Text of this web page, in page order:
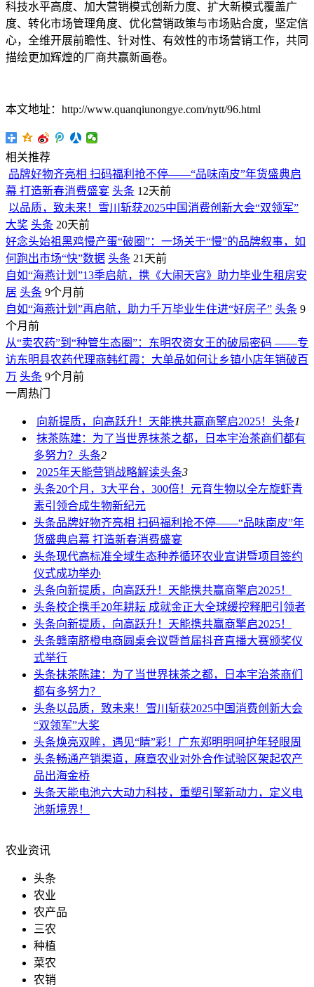
科技水平高度、加大营销模式创新力度、扩大新模式覆盖广
度、转化市场管理角度、优化营销政策与市场贴合度，坚定信
心，全维开展前瞻性、针对性、有效性的市场营销工作，共同
描绘更加辉煌的厂商共赢新画卷。
本文地址：http://www.quanqiunongye.com/nytt/96.html
相关推荐
品牌好物齐亮相 扫码福利抢不停——“品味南皮”年货盛典启
幕 打造新春消费盛宴 头条 12天前
以品质，致未来！雪川斩获2025中国消费创新大会“双领军”
大奖 头条 20天前
好念头始祖黑鸡慢产蛋“破圈”：一场关于“慢”的品牌叙事，如
何跑出市场“快”数据 头条 21天前
自如“海燕计划”13季启航，携《大闹天宫》助力毕业生租房安
居 头条 9个月前
自如“海燕计划”再启航，助力千万毕业生住进“好房子” 头条 9
个月前
从“卖农药”到“种管生态圈”：东明农资女王的破局密码 ——专
访东明县农药代理商韩红霞：大单品如何让乡镇小店年销破百
万 头条 9个月前
一周热门
向新提质，向高跃升！天能携共赢商擎启2025！ 头条1
抹茶陈建：为了当世界抹茶之都，日本宇治茶商们都有
多努力？ 头条2
2025年天能营销战略解读头条3
头条20个月，3大平台，300倍！元育生物以全左旋虾青
素引领合成生物新纪元
头条品牌好物齐亮相 扫码福利抢不停——“品味南皮”年
货盛典启幕 打造新春消费盛宴
头条现代高标准全域生态种养循环农业宣讲暨项目签约
仪式成功举办
头条向新提质，向高跃升！天能携共赢商擎启2025！
头条校企携手20年耕耘 成就金正大全球缓控释肥引领者
头条向新提质，向高跃升！天能携共赢商擎启2025！
头条赣南脐橙电商圆桌会议暨首届抖音直播大赛颁奖仪
式举行
头条抹茶陈建：为了当世界抹茶之都，日本宇治茶商们
都有多努力？
头条以品质，致未来！雪川斩获2025中国消费创新大会
“双领军”大奖
头条焕亮双眸，遇见“睛”彩！广东郑明明呵护年轻眼周
头条畅通产销渠道，麻章农业对外合作试验区架起农产
品出海金桥
头条天能电池六大动力科技，重塑引擎新动力，定义电
池新境界！
农业资讯
头条
农业
农产品
三农
种植
菜农
农销